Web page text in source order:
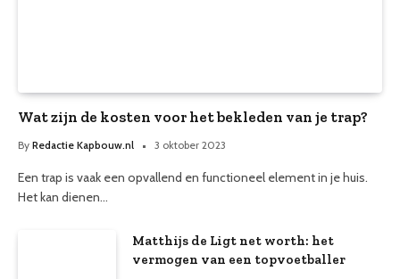
Wat zijn de kosten voor het bekleden van je trap?
By Redactie Kapbouw.nl 3 oktober 2023
Een trap is vaak een opvallend en functioneel element in je huis.
Het kan dienen…
Matthijs de Ligt net worth: het
vermogen van een topvoetballer